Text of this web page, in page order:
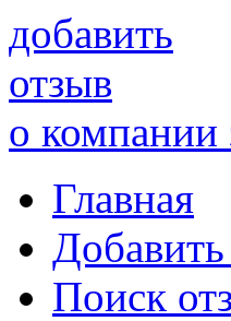
добавить
отзыв
о компании
Главная
Поиск